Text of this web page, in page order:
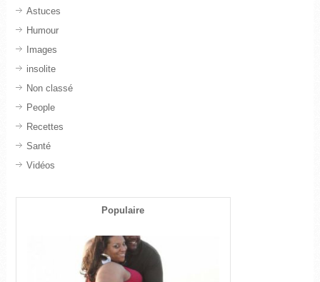
Astuces
Humour
Images
insolite
Non classé
People
Recettes
Santé
Vidéos
Populaire